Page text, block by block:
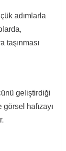
adımlarla
taşınması
geliştirdiği
hafızayı